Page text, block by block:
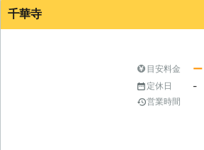
千華寺
目安料金 ー
定休日 -
営業時間